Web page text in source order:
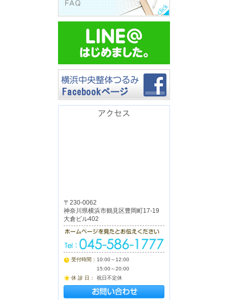
アクセス
〒230-0062
神奈川県横浜市鶴見区豊岡町17-19
大倉ビル402
受付時間： 10:00～12:00
15:00～20:00
休 診 日：
祝日不定休